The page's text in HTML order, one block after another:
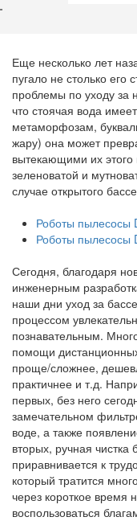
Еще несколько лет
пугало не столько его
проблемы по уходу
что стоячая вода
метаморфозам,
жару) она может
вытекающими их
зеленоватой и
случае открытого
Роботы пылесосы
Роботы пылесосы
Сегодня, благодаря
инженерным
наши дни уход за
процессом
познавательным.
помощи
проще/сложнее,
практичнее и т.д.
первых, без него
замечательном
воде, а также
вторых, ручная
приравнивается к
который тратится
через короткое время
воспользоваться